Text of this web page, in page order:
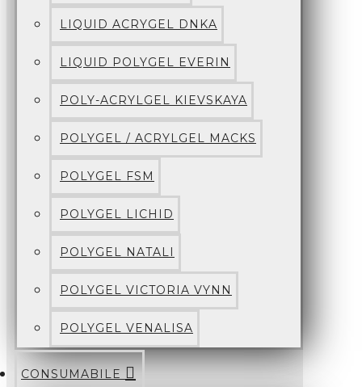
LIQUID ACRYGEL DNKA
LIQUID POLYGEL EVERIN
POLY-ACRYLGEL KIEVSKAYA
POLYGEL / ACRYLGEL MACKS
POLYGEL FSM
POLYGEL LICHID
POLYGEL NATALI
POLYGEL VICTORIA VYNN
POLYGEL VENALISA
CONSUMABILE